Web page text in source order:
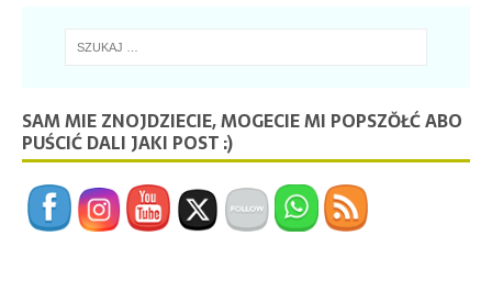
SAM MIE ZNOJDZIECIE, MOGECIE MI POPSZŎŁĆ ABO
PUŚCIĆ DALI JAKI POST :)